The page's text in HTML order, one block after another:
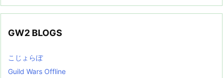
GW2 BLOGS
こじょらぼ
Guild Wars Offline